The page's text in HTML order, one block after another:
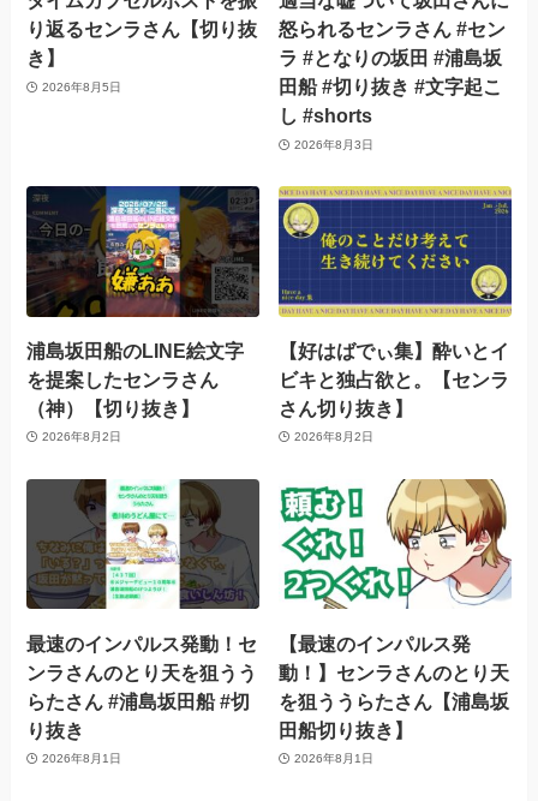
り返るセンラさん【切り抜
き】
2026年8月5日
怒られるセンラさん #セン
ラ #となりの坂田 #浦島坂
田船 #切り抜き #文字起こ
し #shorts
2026年8月3日
浦島坂田船のLINE絵文字
を提案したセンラさん
（神）【切り抜き】
2026年8月2日
【好はばでぃ集】酔いとイ
ビキと独占欲と。【センラ
さん切り抜き】
2026年8月2日
最速のインパルス発動！セ
ンラさんのとり天を狙うう
らたさん #浦島坂田船 #切
り抜き
2026年8月1日
【最速のインパルス発
動！】センラさんのとり天
を狙ううらたさん【浦島坂
田船切り抜き】
2026年8月1日